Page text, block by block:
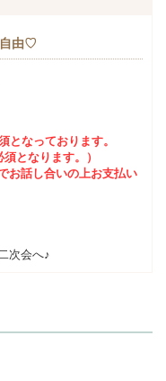
由♡
なっております。
となります。）
お話し合いの上お支払い
次会へ♪